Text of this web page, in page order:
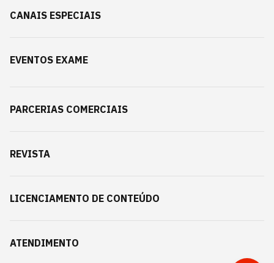
CANAIS ESPECIAIS
EVENTOS EXAME
PARCERIAS COMERCIAIS
REVISTA
LICENCIAMENTO DE CONTEÚDO
ATENDIMENTO